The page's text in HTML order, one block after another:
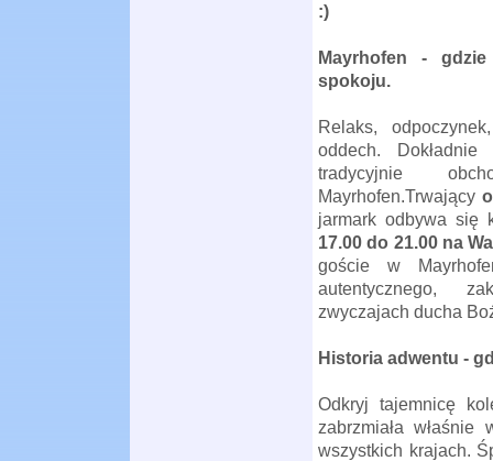
:)
Mayrhofen -
spokoju.
Relaks,
oddech.
tradycyjnie
Mayrhofen.Trwający
jarmark odbywa się
17.00 do 21.00 na
goście w Mayrhofe
autentycznego,
zwyczajach ducha
Historia adwentu -
Odkryj tajemnicę
zabrzmiała
wszystkich krajach.